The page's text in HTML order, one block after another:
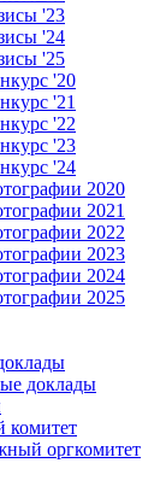
'23
'24
'25
'20
'21
'22
'23
'24
2020
2021
2022
2023
2024
2025
доклады
комитет
оргкомитет